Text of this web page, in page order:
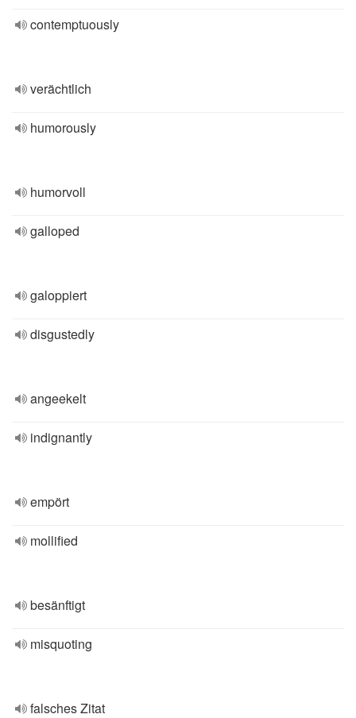
contemptuously
verächtlich
humorously
humorvoll
galloped
galoppiert
disgustedly
angeekelt
indignantly
empört
mollified
besänftigt
misquoting
falsches Zitat